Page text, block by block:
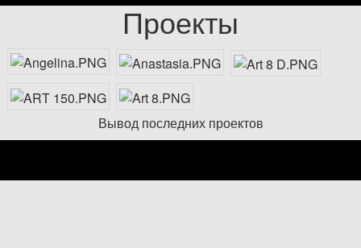
Проекты
Вывод последних проектов